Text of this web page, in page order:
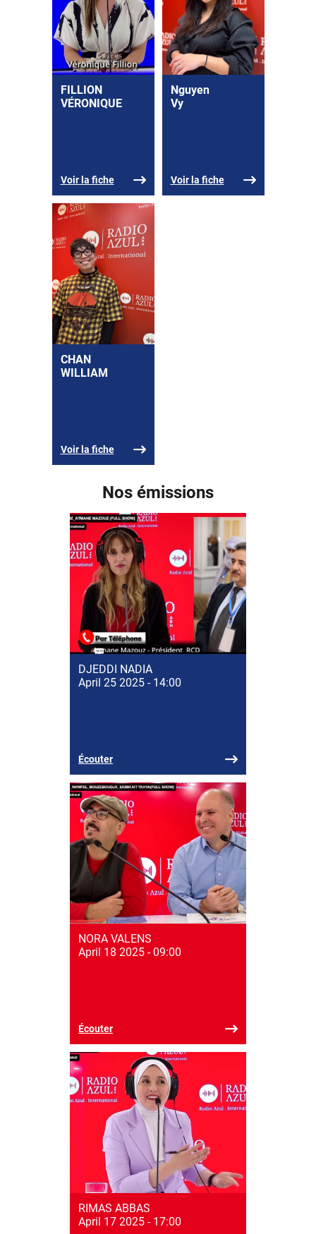
FILLION
VÉRONIQUE
Voir la fiche
Nguyen
Vy
Voir la fiche
CHAN
WILLIAM
Voir la fiche
Nos émissions
DJEDDI NADIA
April 25 2025 - 14:00
Écouter
NORA VALENS
April 18 2025 - 09:00
Écouter
RIMAS ABBAS
April 17 2025 - 17:00